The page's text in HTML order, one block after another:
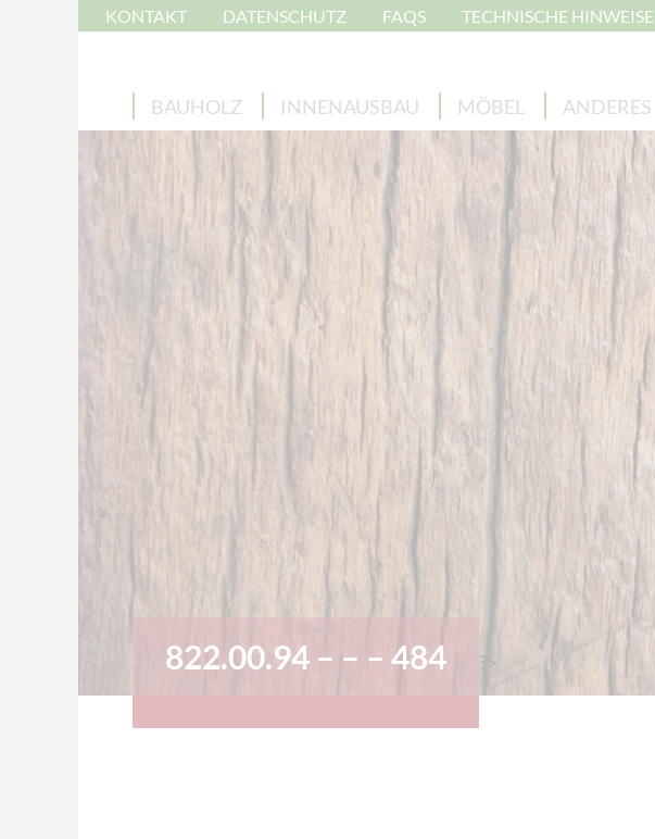
KONTAKT DATENSCHUTZ FAQS TECHNISCHE HINWEISE
BAUHOLZ INNENAUSBAU MÖBEL ANDERES
822.00.94 – – – 484 ?>